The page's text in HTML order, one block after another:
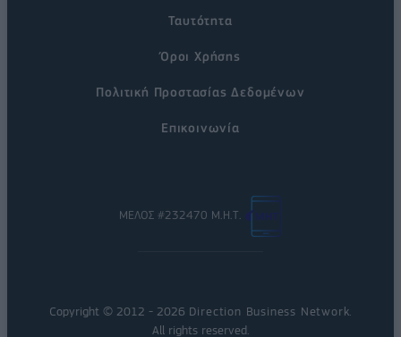
Ταυτότητα
Όροι Χρήσης
Πολιτική Προστασίας Δεδομένων
Επικοινωνία
ΜΕΛΟΣ #232470 Μ.Η.Τ.
Copyright © 2012 - 2026 Direction Business Network.
All rights reserved.